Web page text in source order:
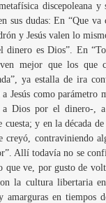
discepoleana
sus dudas: En “Que
y Jesús valen lo
dinero es Dios”. En
mejor que los que
ya estalla de ira
a Jesús como
a Dios por el dinero-,
cuesta; y en la década
creyó, contraviniendo
Allí todavía no se
que ve, por gusto de
la cultura libertaria
amarguras en tiempos